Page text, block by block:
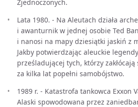
Zjednoczonych.
Lata 1980. - Na Aleutach działa
i awanturnik w jednej osobie Ted
i nanosi na mapy dziesiątki jaskiń z
Jakby potwierdzając aleuckie
prześladującej tych, którzy zakłócają
za kilka lat popełni samobójstwo.
1989 r. - Katastrofa tankowca Exxon
Alaski spowodowana przez